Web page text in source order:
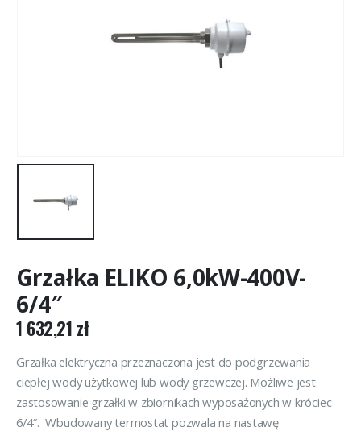
Grzałka ELIKO 6,0kW-400V-
6/4″
1 632,21 zł
Grzałka elektryczna przeznaczona jest do podgrzewania
ciepłej wody użytkowej lub wody grzewczej. Możliwe jest
zastosowanie grzałki w zbiornikach wyposażonych w króciec
6/4″. Wbudowany termostat pozwala na nastawę